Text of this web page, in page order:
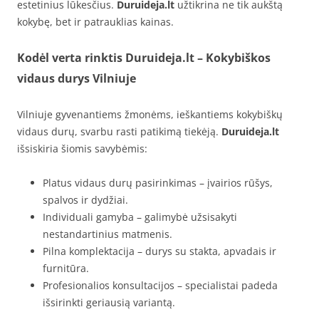
estetinius lūkesčius. Duruideja.lt užtikrina ne tik aukštą
kokybę, bet ir patrauklias kainas.
Kodėl verta rinktis Duruideja.lt– Kokybiškos
vidaus durys Vilniuje
Vilniuje gyvenantiems žmonėms, ieškantiems kokybiškų
vidaus durų, svarbu rasti patikimą tiekėją. Duruideja.lt
išsiskiria šiomis savybėmis:
Platus vidaus durų pasirinkimas – įvairios rūšys,
spalvos ir dydžiai.
Individuali gamyba – galimybė užsisakyti
nestandartinius matmenis.
Pilna komplektacija – durys su stakta, apvadais ir
furnitūra.
Profesionalios konsultacijos – specialistai padeda
išsirinkti geriausią variantą.